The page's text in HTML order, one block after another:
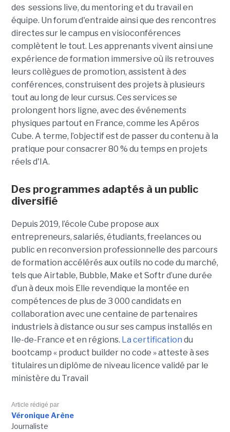
des sessions live, du mentoring et du travail en
équipe. Un forum d'entraide ainsi que des rencontres
directes sur le campus en visioconférences
complètent le tout. Les apprenants vivent ainsi une
expérience de formation immersive où ils retrouves
leurs collègues de promotion, assistent à des
conférences, construisent des projets à plusieurs
tout au long de leur cursus. Ces services se
prolongent hors ligne, avec des événements
physiques partout en France, comme les Apéros
Cube. A terme, l’objectif est de passer du contenu à la
pratique pour consacrer 80 % du temps en projets
réels d'IA.
Des programmes adaptés à un public
diversifié
Depuis 2019, l’école Cube propose aux
entrepreneurs, salariés, étudiants, freelances ou
public en reconversion professionnelle des parcours
de formation accélérés aux outils no code du marché,
tels que Airtable, Bubble, Make et Softr d’une durée
d’un à deux mois Elle revendique la montée en
compétences de plus de 3 000 candidats en
collaboration avec une centaine de partenaires
industriels à distance ou sur ses campus installés en
Ile-de-France et en régions. La certification du
bootcamp « product builder no code » atteste à ses
titulaires un diplôme de niveau licence validé par le
ministère du Travail
Article rédigé par
Véronique Arène
Journaliste